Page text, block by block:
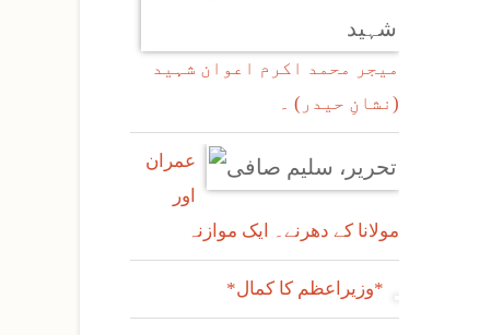
میجر محمد اکرم اعوان شہید
(نشانِ حیدر) ۔
عمران
اور
مولانا کے دھرنے۔ ایک موازنہ
*وزیراعظم کا کمال*